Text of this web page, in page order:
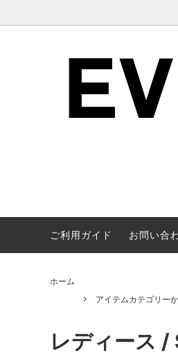
ブランドで絞り込み表
アイテムカテゴリーか
ご利用ガイド お問い合
ホーム
アイテムカテゴリー
レディース /